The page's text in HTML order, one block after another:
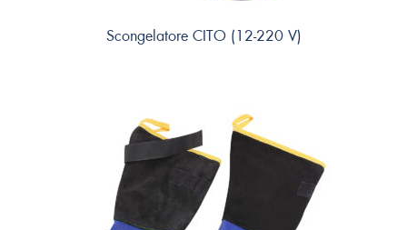
Scongelatore CITO (12-220 V)